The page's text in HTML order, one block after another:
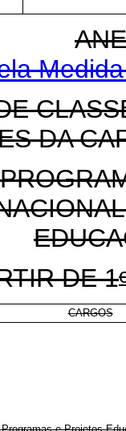
DA
DE 1
CARGOS